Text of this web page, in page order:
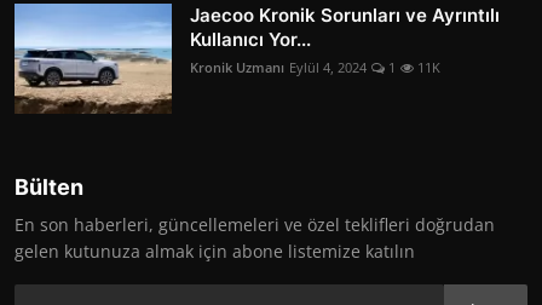
Jaecoo Kronik Sorunları ve Ayrıntılı
Kullanıcı Yor...
Kronik Uzmanı Eylül 4, 2024 1 11K
Bülten
En son haberleri, güncellemeleri ve özel teklifleri doğrudan
gelen kutunuza almak için abone listemize katılın